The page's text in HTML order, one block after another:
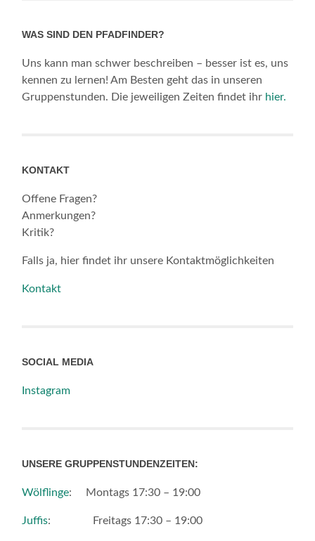
WAS SIND DEN PFADFINDER?
Uns kann man schwer beschreiben – besser ist es, uns
kennen zu lernen! Am Besten geht das in unseren
Gruppenstunden. Die jeweiligen Zeiten findet ihr hier.
KONTAKT
Offene Fragen?
Anmerkungen?
Kritik?
Falls ja, hier findet ihr unsere Kontaktmöglichkeiten
Kontakt
SOCIAL MEDIA
Instagram
UNSERE GRUPPENSTUNDENZEITEN:
Wölflinge: Montags 17:30 – 19:00
Juffis: Freitags 17:30 – 19:00